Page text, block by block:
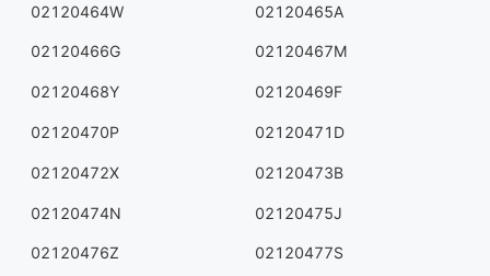
02120464W 02120465A
02120466G 02120467M
02120468Y 02120469F
02120470P 02120471D
02120472X 02120473B
02120474N 02120475J
02120476Z 02120477S